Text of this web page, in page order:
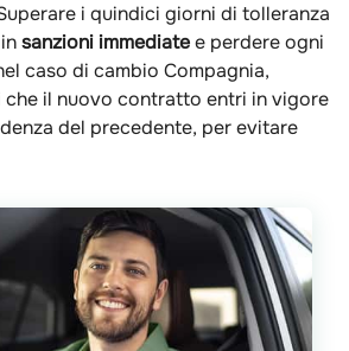
i quindici giorni di tolleranza
sanzioni immediatee perdere ogni
caso di cambio Compagnia,
il nuovo contratto entri in vigore
del precedente, per evitare